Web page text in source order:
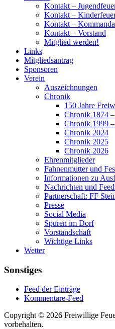
Kontakt –
Kontakt –
Kontakt –
Kontakt – Vorstand
Mitglied werden!
Links
Mitgliedsantrag
Sponsoren
Verein
Auszeichnungen
Chronik
150 Jahre
Chronik 1874
Chronik 1999
Chronik 2024
Chronik 2025
Chronik 2026
Ehrenmitglieder
Fahnenmutter und
Informationen zu
Nachrichten und
Partnerschaft: FF
Presse
Social Media
Spuren im Dorf
Vorstandschaft
Wichtige Links
Wetter
Sonstiges
Feed der Einträge
Kommentare-Feed
Copyright © 2026 Freiwillige
vorbehalten.